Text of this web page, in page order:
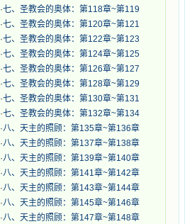
·七、圣教会的奥体：第118章~第119
·七、圣教会的奥体：第120章~第121
·七、圣教会的奥体：第122章~第123
·七、圣教会的奥体：第124章~第125
·七、圣教会的奥体：第126章~第127
·七、圣教会的奥体：第128章~第129
·七、圣教会的奥体：第130章~第131
·七、圣教会的奥体：第132章~第134
·八、天主的照顾：第135章~第136章
·八、天主的照顾：第137章~第138章
·八、天主的照顾：第139章~第140章
·八、天主的照顾：第141章~第142章
·八、天主的照顾：第143章~第144章
·八、天主的照顾：第145章~第146章
·八、天主的照顾：第147章~第148章